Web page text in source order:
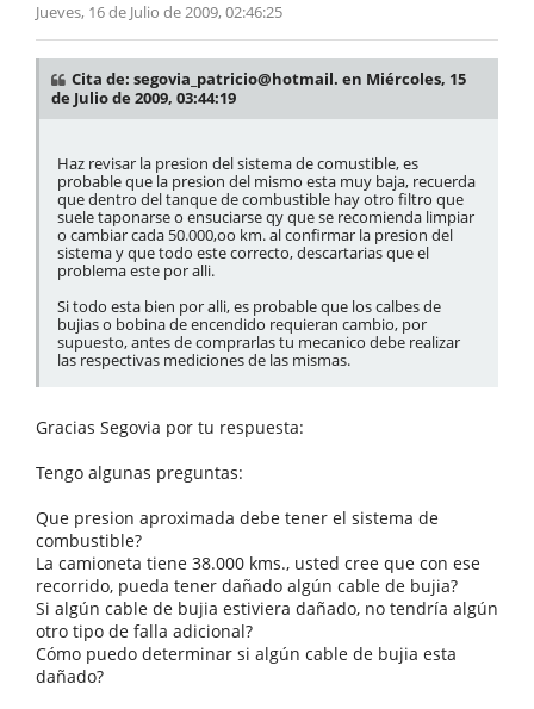
Jueves, 16 de Julio de 2009, 02:46:25
Cita de: segovia_patricio@hotmail. en Miércoles, 15
de Julio de 2009, 03:44:19
Haz revisar la presion del sistema de comustible, es
probable que la presion del mismo esta muy baja, recuerda
que dentro del tanque de combustible hay otro filtro que
suele taponarse o ensuciarse qy que se recomienda limpiar
o cambiar cada 50.000,oo km. al confirmar la presion del
sistema y que todo este correcto, descartarias que el
problema este por alli.
Si todo esta bien por alli, es probable que los calbes de
bujias o bobina de encendido requieran cambio, por
supuesto, antes de comprarlas tu mecanico debe realizar
las respectivas mediciones de las mismas.
Gracias Segovia por tu respuesta:
Tengo algunas preguntas:
Que presion aproximada debe tener el sistema de
combustible?
La camioneta tiene 38.000 kms., usted cree que con ese
recorrido, pueda tener dañado algún cable de bujia?
Si algún cable de bujia estiviera dañado, no tendría algún
otro tipo de falla adicional?
Cómo puedo determinar si algún cable de bujia esta
dañado?